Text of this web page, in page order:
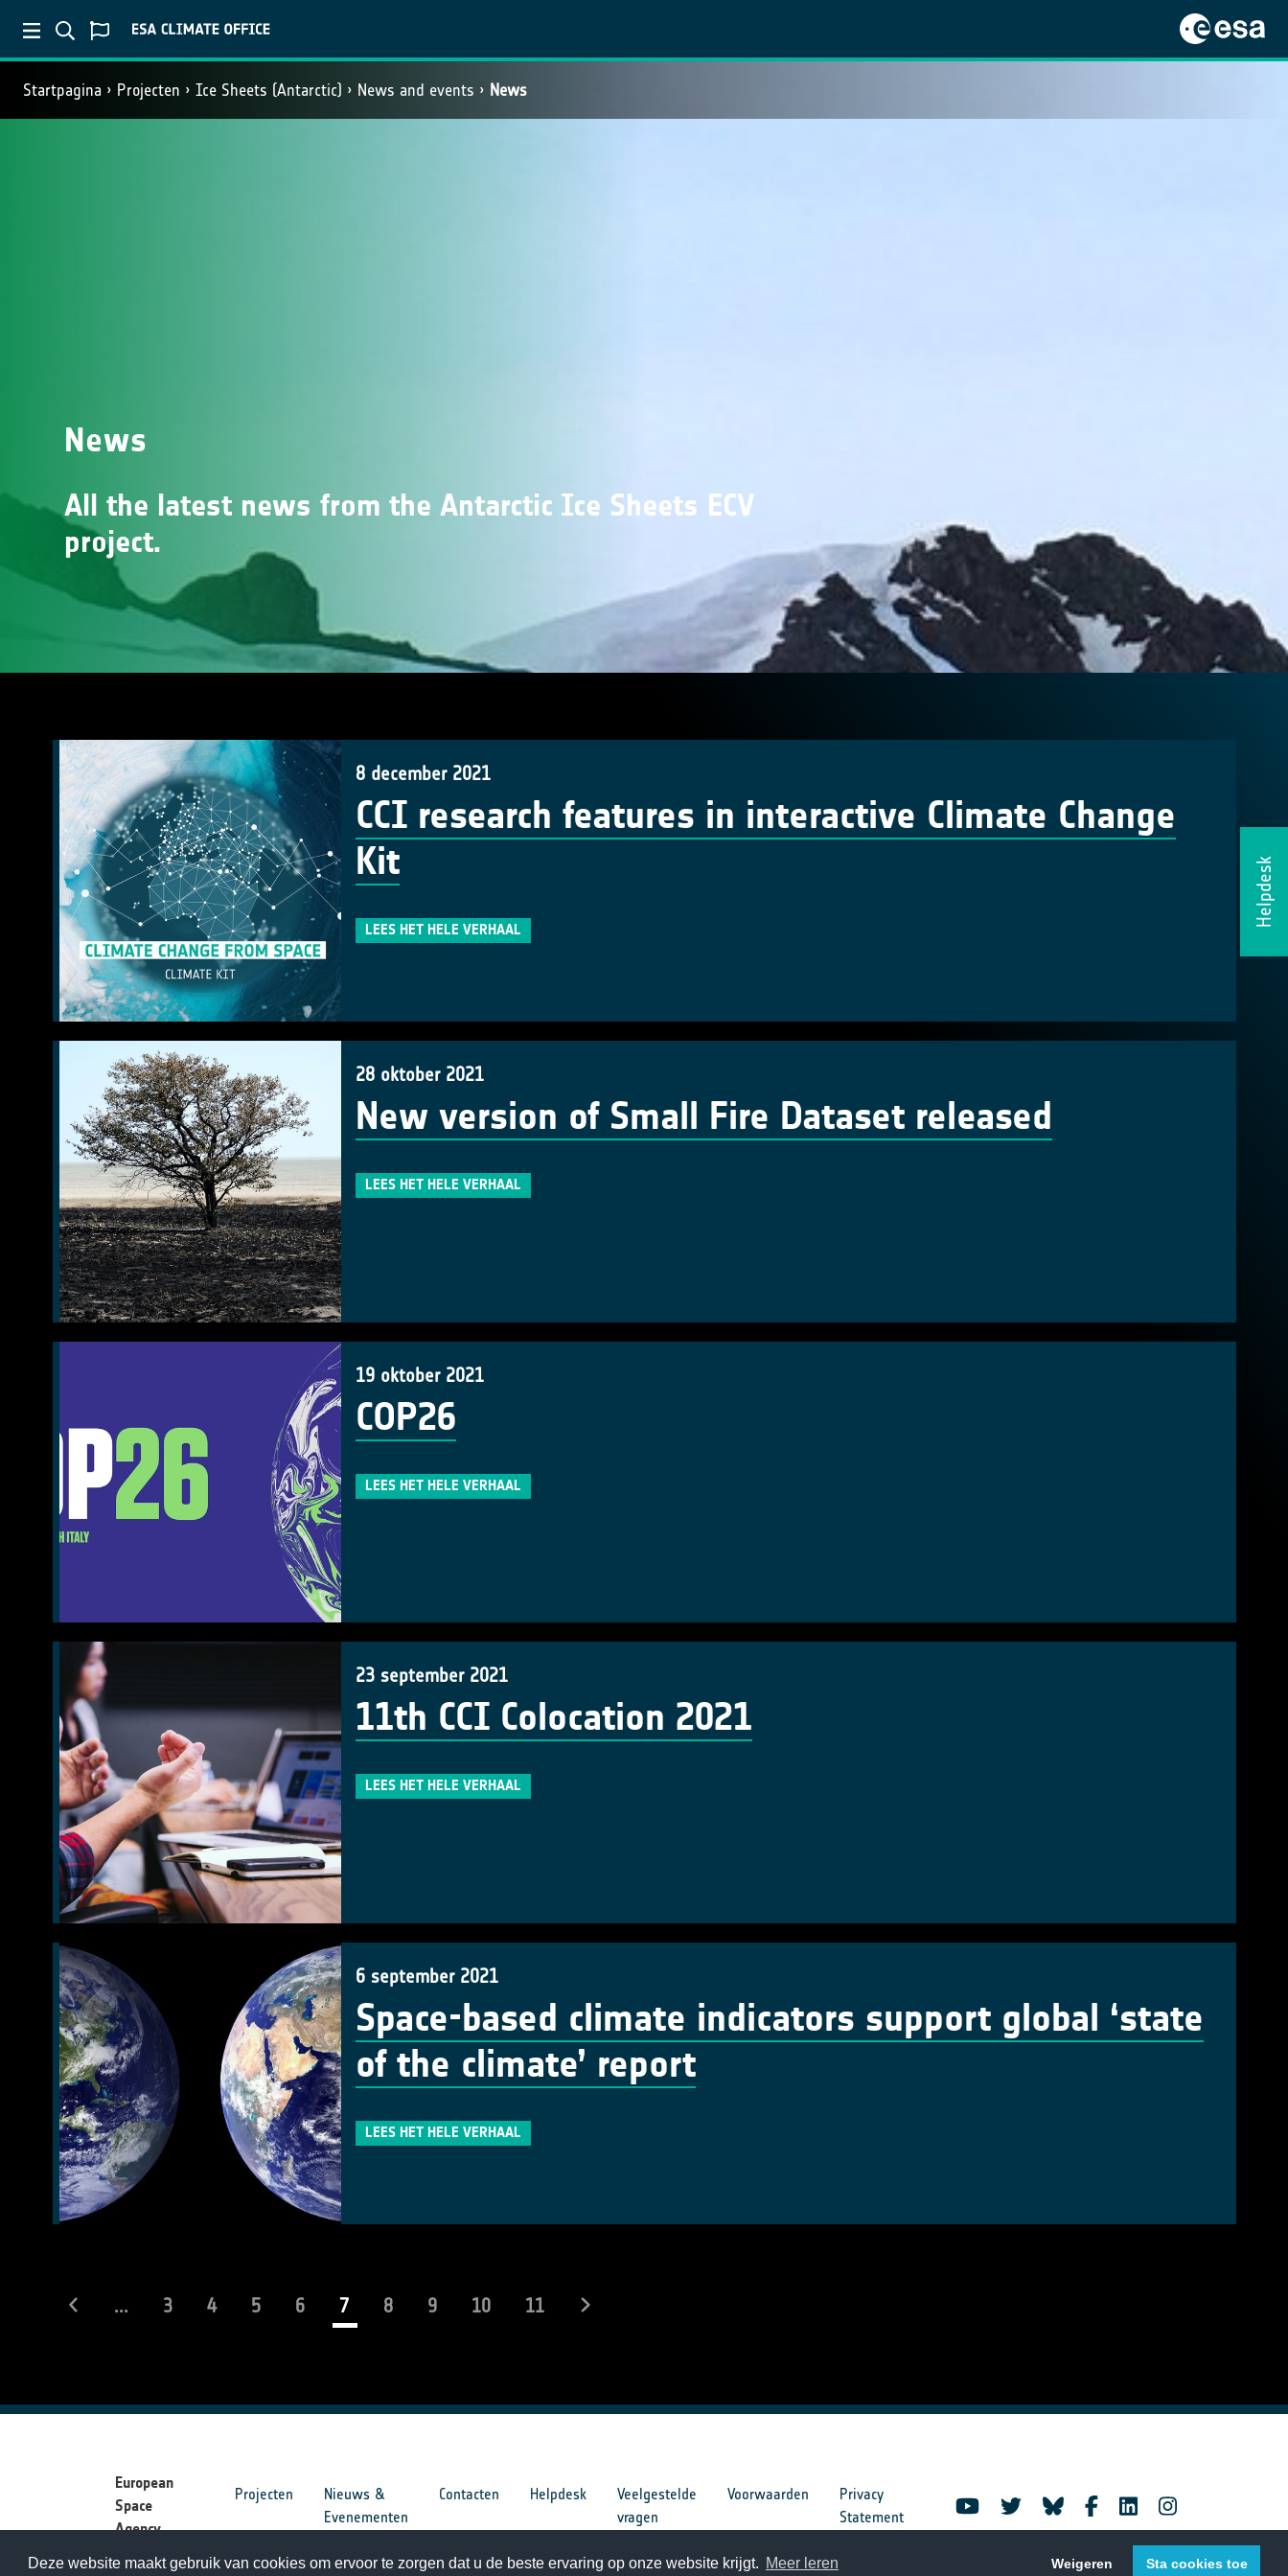
Deze website maakt gebruik van cookies om ervoor te zorgen dat u de beste ervaring op onze website krijgt. Meer leren Weigeren Sta cookies toe
Startpagina Projecten Ice Sheets (Antarctic) News and events News
Helpdesk
News
All the latest news from the Antarctic Ice Sheets ECV
project.
8 december 2021
CCI research features in interactive Climate Change
Kit
LEES HET HELE VERHAAL
28 oktober 2021
New version of Small Fire Dataset released
LEES HET HELE VERHAAL
19 oktober 2021
COP26
LEES HET HELE VERHAAL
23 september 2021
11th CCI Colocation 2021
LEES HET HELE VERHAAL
6 september 2021
Space-based climate indicators support global ‘state
of the climate’ report
LEES HET HELE VERHAAL
... 3 4 5 6 7(current)
8 9 10 11
European
Space
Agency
Projecten
Nieuws &
Evenementen
Contacten Helpdesk
Veelgestelde
vragen
Voorwaarden
Privacy
Statement